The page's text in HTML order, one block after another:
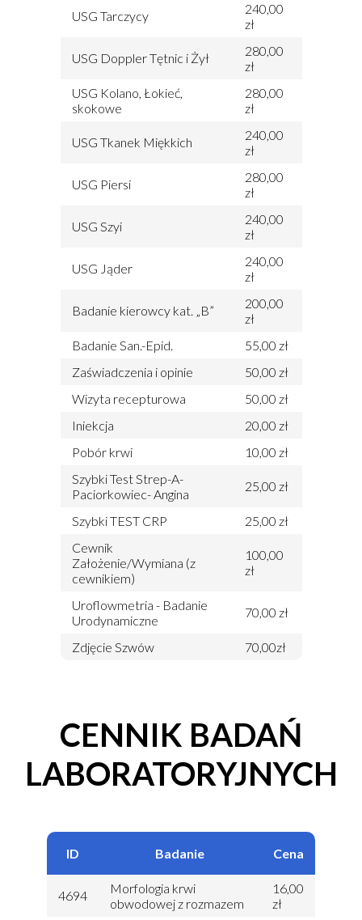
USG Tarczycy
240,00
zł
USG Doppler Tętnic i Żył
280,00
zł
USG Kolano, Łokieć,
skokowe
280,00
zł
USG Tkanek Miękkich
240,00
zł
USG Piersi
280,00
zł
USG Szyi
240,00
zł
USG Jąder
240,00
zł
Badanie kierowcy kat. „B”
200,00
zł
Badanie San.-Epid.
55,00 zł
Zaświadczenia i opinie
50,00 zł
Wizyta recepturowa
50,00 zł
Iniekcja
20,00 zł
Pobór krwi
10,00 zł
Szybki Test Strep-A-
Paciorkowiec- Angina
25,00 zł
Szybki TEST CRP
25,00 zł
Cewnik
Założenie/Wymiana (z
cewnikiem)
100,00
zł
Uroflowmetria - Badanie
Urodynamiczne
70,00 zł
Zdjęcie Szwów 70,00zł
CENNIK BADAŃ
LABORATORYJNYCH
ID Badanie Cena
4694
Morfologia krwi
obwodowej z rozmazem
16,00
zł